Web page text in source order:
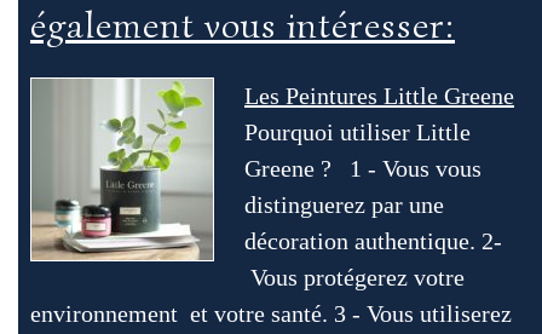
également vous intéresser:
Les Peintures Little Greene
Pourquoi utiliser Little
Greene ? 1 - Vous vous
distinguerez par une
décoration authentique. 2-
Vous protégerez votre
environnement et votre santé. 3 - Vous utiliserez